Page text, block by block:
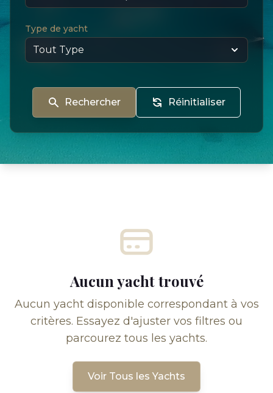
Type de yacht
Rechercher Réinitialiser
Aucun yacht trouvé
Aucun yacht disponible correspondant à vos
critères. Essayez d'ajuster vos filtres ou
parcourez tous les yachts.
Voir Tous les Yachts